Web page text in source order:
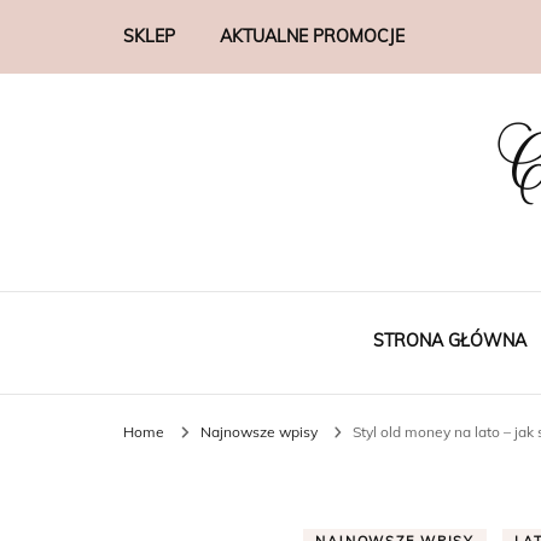
SKLEP AKTUALNE PROMOCJE
STRONA GŁÓWNA
Home Najnowsze wpisy Styl old money na lato –